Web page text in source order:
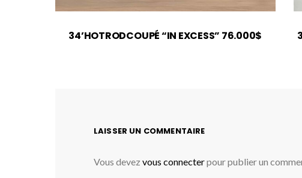
34’HOTRODCOUPÉ “IN EXCESS” 76.000$
LAISSER UN COMMENTAIRE
Vous devez vous connecterpour publier un